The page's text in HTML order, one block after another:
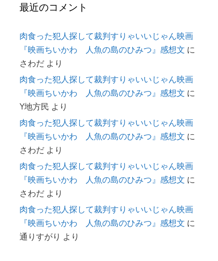
最近のコメント
肉食った犯人探して裁判すりゃいいじゃん映画
『映画ちいかわ 人魚の島のひみつ』感想文 に
さわだ より
肉食った犯人探して裁判すりゃいいじゃん映画
『映画ちいかわ 人魚の島のひみつ』感想文 に
Y地方民 より
肉食った犯人探して裁判すりゃいいじゃん映画
『映画ちいかわ 人魚の島のひみつ』感想文 に
さわだ より
肉食った犯人探して裁判すりゃいいじゃん映画
『映画ちいかわ 人魚の島のひみつ』感想文 に
さわだ より
肉食った犯人探して裁判すりゃいいじゃん映画
『映画ちいかわ 人魚の島のひみつ』感想文 に
通りすがり より